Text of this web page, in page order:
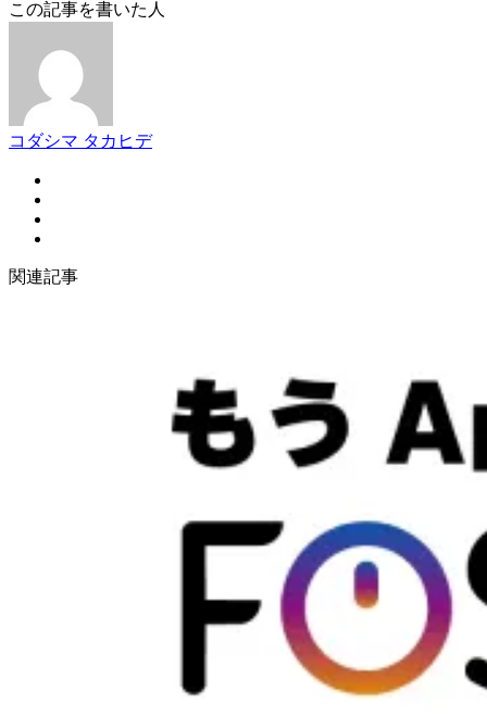
この記事を書いた人
コダシマ タカヒデ
関連記事